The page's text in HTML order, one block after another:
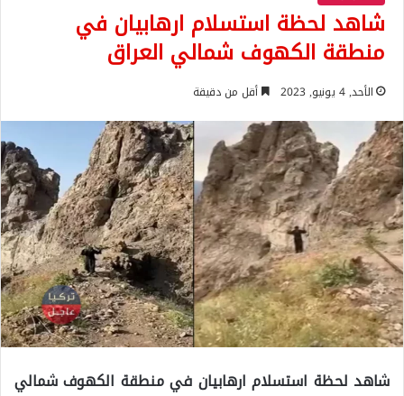
شاهد لحظة استسلام ارهابيان في
منطقة الكهوف شمالي العراق
الأحد, 4 يونيو, 2023 أقل من دقيقة
شاهد لحظة استسلام ارهابيان في منطقة الكهوف شمالي